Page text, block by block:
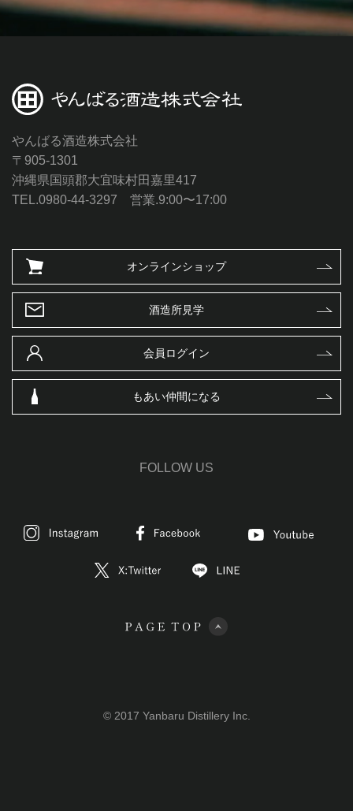
やんばる酒造株式会社
〒905-1301
沖縄県国頭郡大宜味村田嘉里417
TEL.0980-44-3297 営業.9:00〜17:00
オンラインショップ
酒造所見学
会員ログイン
もあい仲間になる
FOLLOW US
© 2017 Yanbaru Distillery Inc.